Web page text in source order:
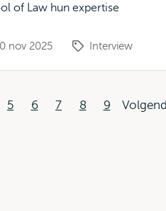
of Law hun expertise
nov 2025 Interview
Paginering
Pagina
5
Pagina
6
Pagina
7
Pagina
8
Pagina
9